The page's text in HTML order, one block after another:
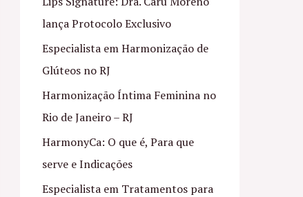
lança Protocolo Exclusivo
Especialista em Harmonização de
Glúteos no RJ
Harmonização Íntima Feminina no
Rio de Janeiro – RJ
HarmonyCa: O que é, Para que
serve e Indicações
Especialista em Tratamentos para